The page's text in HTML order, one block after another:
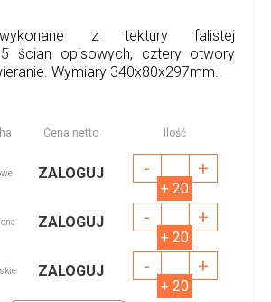
wykonane z tektury falistej
5 ścian opisowych, cztery otwory
Wymiary 340x80x297mm..
Cena netto Ilość
ZALOGUJ - +
+ 20
ZALOGUJ - +
+ 20
ZALOGUJ - +
+ 20